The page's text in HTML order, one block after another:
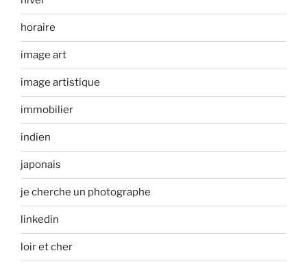
horaire
image art
image artistique
immobilier
indien
japonais
je cherche un photographe
linkedin
loir et cher